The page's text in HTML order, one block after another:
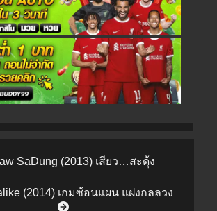
SaDung (2013) เสียว…สะดุ้ง
(2014) เกมซ้อนแผน แฝงกลลวง